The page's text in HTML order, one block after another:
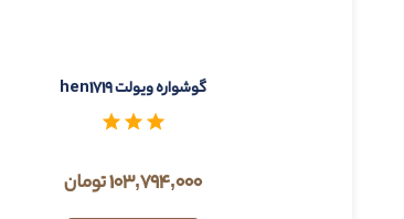
گوشواره ویولت hen1719
103,794,000 تومان